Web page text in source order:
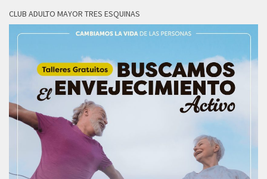
CLUB ADULTO MAYOR TRES ESQUINAS